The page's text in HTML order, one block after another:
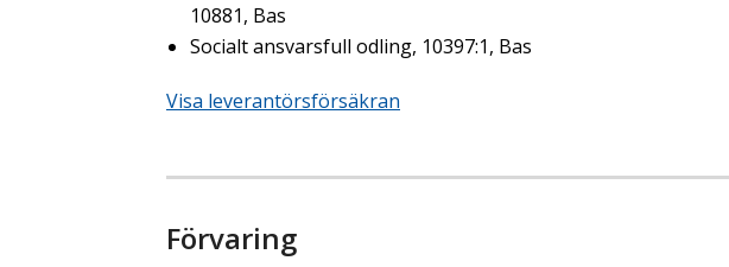
10881, Bas
Socialt ansvarsfull odling, 10397:1, Bas
Visa leverantörsförsäkran
Förvaring